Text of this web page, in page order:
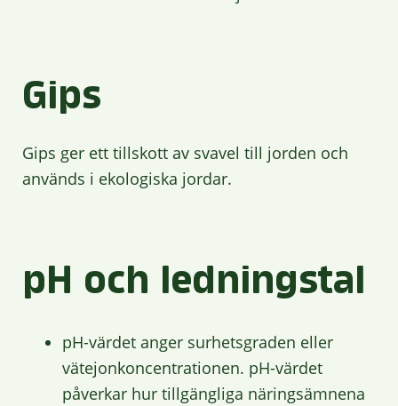
Gips
Gips ger ett tillskott av svavel till jorden och
används i ekologiska jordar.
pH och ledningstal
pH-värdet anger surhetsgraden eller
vätejonkoncentrationen. pH-värdet
påverkar hur tillgängliga näringsämnena